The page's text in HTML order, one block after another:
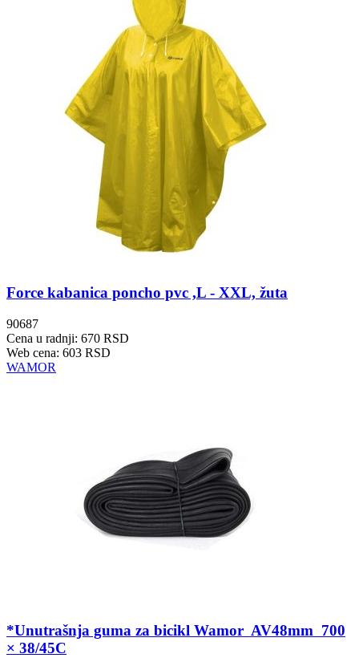
Force kabanica poncho pvc ,L - XXL, žuta
90687
Cena u radnji: 670 RSD
Web cena: 603 RSD
WAMOR
*Unutrašnja guma za bicikl Wamor AV48mm 700
× 38/45C